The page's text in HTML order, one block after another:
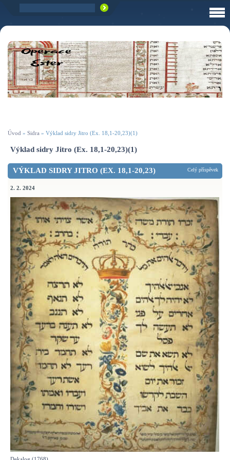
Úvod » Sidra » Výklad sidry Jitro (Ex. 18,1-20,23)(1)
Výklad sidry Jitro (Ex. 18,1-20,23)(1)
VÝKLAD SIDRY JITRO (EX. 18,1-20,23)
2. 2. 2024
Celý příspěvek